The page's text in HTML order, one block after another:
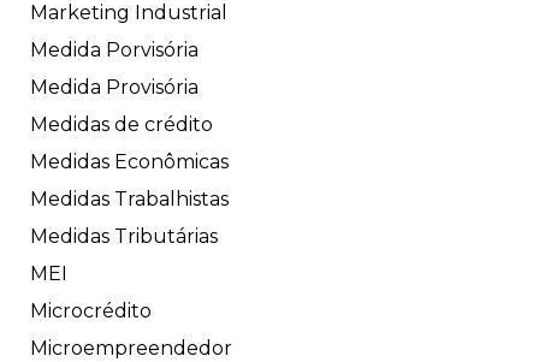
Marketing Industrial
Medida Porvisória
Medida Provisória
Medidas de crédito
Medidas Econômicas
Medidas Trabalhistas
Medidas Tributárias
MEI
Microcrédito
Microempreendedor